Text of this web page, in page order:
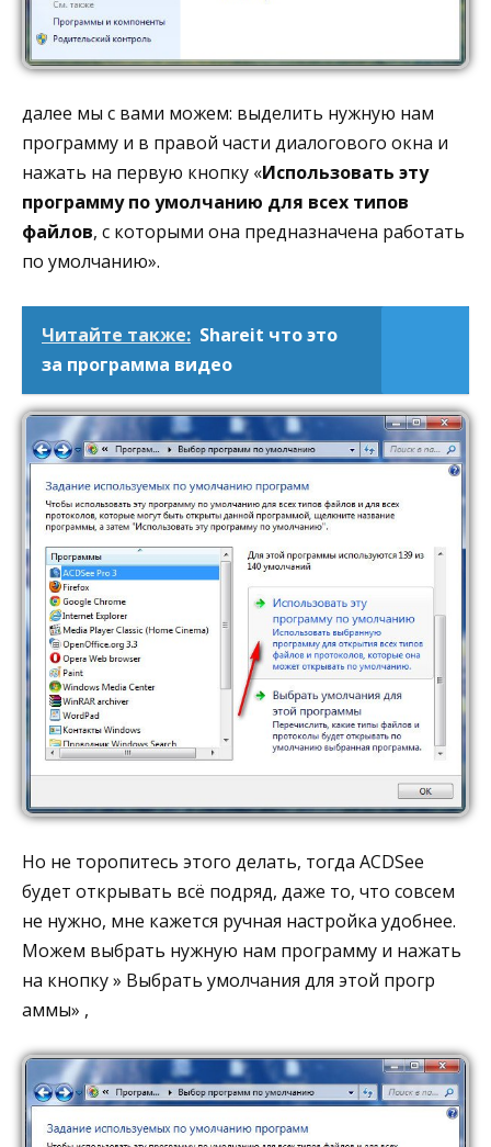
далее мы с вами можем: выделить нужную нам
программу и в правой части диалогового окна и
нажать на первую кнопку «Использовать эту
программу по умолчанию для всех типов
файлов, с которыми она предназначена работать
по умолчанию».
Читайте также: Shareit что это
за программа видео
Но не торопитесь этого делать, тогда ACDSee
будет открывать всё подряд, даже то, что совсем
не нужно, мне кажется ручная настройка удобнее.
Можем выбрать нужную нам программу и нажать
на кнопку » Выбрать умолчания для этой прогр
аммы» ,